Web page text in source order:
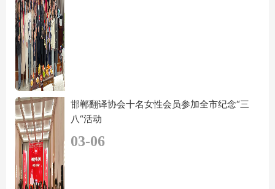
邯郸翻译协会十名女性会员参加全市纪念“三
八“活动
03-06